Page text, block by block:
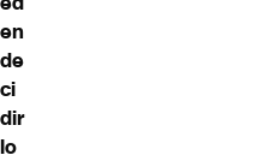
en
de
ci
dir
lo